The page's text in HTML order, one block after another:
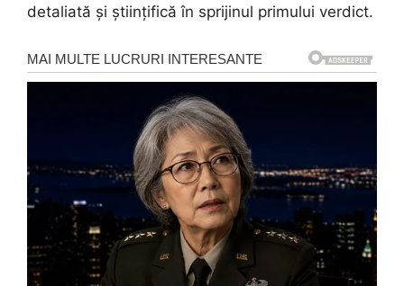
detaliată și științifică în sprijinul primului verdict.